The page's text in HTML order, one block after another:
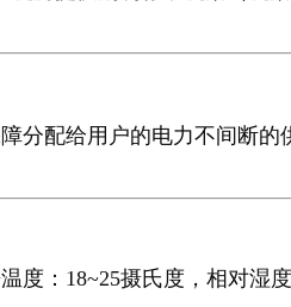
分配给用户的电力不间断的
：18~25摄氏度，相对湿度